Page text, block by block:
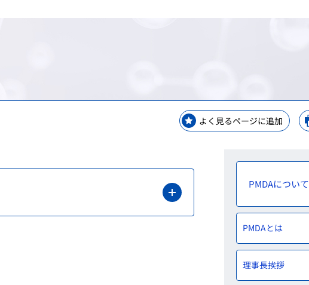
登録認証機関に対する調査等業務
シンポジウム・ワークショップ
よく見るページに追加
PMDAについて
PMDAとは
理事長挨拶